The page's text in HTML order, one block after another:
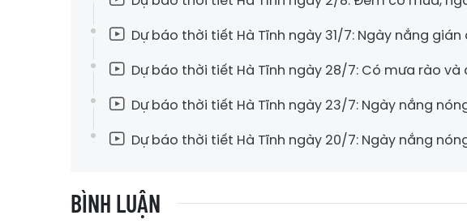
Dự báo thời tiết Hà Tĩnh ngày 31/7: Ngày nắng
Dự báo thời tiết Hà Tĩnh ngày 28/7: Có mưa rào và
Dự báo thời tiết Hà Tĩnh ngày 23/7: Ngày nắng
Dự báo thời tiết Hà Tĩnh ngày 20/7: Ngày nắng
BÌNH LUẬN